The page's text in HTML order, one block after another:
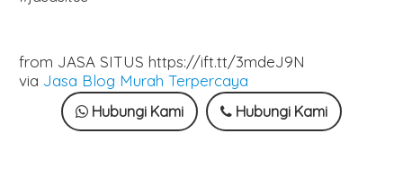
from JASA SITUS https://ift.tt/3mdeJ9N
via Jasa Blog Murah Terpercaya
Hubungi Kami Hubungi Kami